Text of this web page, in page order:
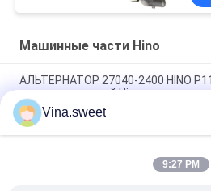
Машинные части Hino
АЛЬТЕРНАТОР 27040-2400 HINO
машинных частей Hino
Цилиндр тормозного колеса HINO
трактора HINO
45420-1600 45430-1600 машинные
Vina.sweet
9:27 PM